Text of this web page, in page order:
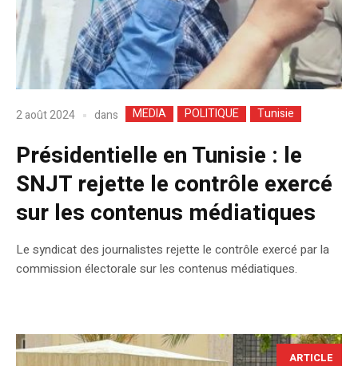
2 août 2024 dans MEDIA POLITIQUE Tunisie
Présidentielle en Tunisie : le
SNJT rejette le contrôle exercé
sur les contenus médiatiques
Le syndicat des journalistes rejette le contrôle exercé par la
commission électorale sur les contenus médiatiques.
ARTICLE